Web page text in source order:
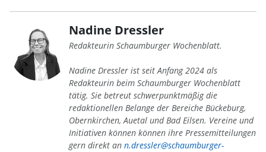
Nadine Dressler
Redakteurin Schaumburger Wochenblatt.
Nadine Dressler ist seit Anfang 2024 als
Redakteurin beim Schaumburger Wochenblatt
tätig. Sie betreut schwerpunktmäßig die
redaktionellen Belange der Bereiche Bückeburg,
Obernkirchen, Auetal und Bad Eilsen. Vereine und
Initiativen können können ihre Pressemitteilungen
gern direkt an n.dressler@schaumburger-